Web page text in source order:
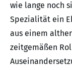
wie lange noch
Spezialität ein
aus einem
zeitgemäßen